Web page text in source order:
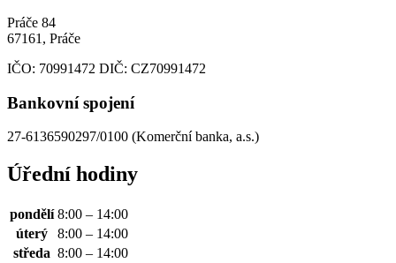
Práče 84
67161, Práče
IČO: 70991472 DIČ: CZ70991472
Bankovní spojení
27-6136590297/0100 (Komerční banka, a.s.)
Úřední hodiny
pondělí 8:00 – 14:00
úterý
8:00 – 14:00
středa 8:00 – 14:00